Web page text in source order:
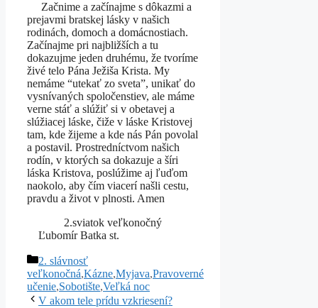
Začnime a začínajme s dôkazmi a
prejavmi bratskej lásky v našich
rodinách, domoch a domácnostiach.
Začínajme pri najbližších a tu
dokazujme jeden druhému, že tvoríme
živé telo Pána Ježiša Krista. My
nemáme “utekať zo sveta”, unikať do
vysnívaných spoločenstiev, ale máme
verne stáť a slúžiť si v obetavej a
slúžiacej láske, čiže v láske Kristovej
tam, kde žijeme a kde nás Pán povolal
a postavil. Prostredníctvom našich
rodín, v ktorých sa dokazuje a šíri
láska Kristova, poslúžime aj ľuďom
naokolo, aby čím viacerí našli cestu,
pravdu a život v plnosti. Amen
2.sviatok veľkonočný
Ľubomír Batka st.
Kategórie
2. slávnosť
veľkonočná,Kázne,Myjava,Pravoverné
učenie,Sobotište,Veľká noc
V akom tele prídu vzkriesení?